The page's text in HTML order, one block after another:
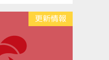
更新情報